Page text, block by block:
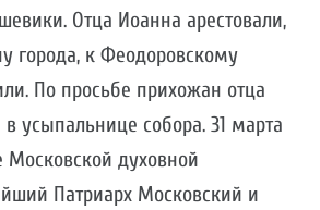
Отца Иоанна арестовали,
города, к Феодоровскому
По просьбе прихожан отца
усыпальнице собора. 31 марта
Московской духовной
Патриарх Московский и